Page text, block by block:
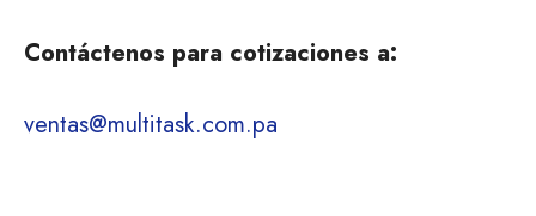
Contáctenos para cotizaciones a:
ventas@multitask.com.pa